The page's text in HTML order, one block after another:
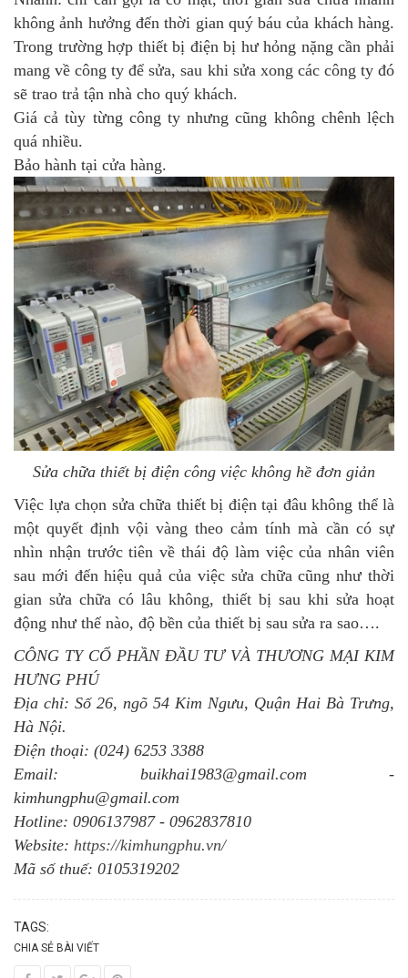
không ảnh hưởng đến thời gian quý báu của khách hàng.
Trong trường hợp thiết bị điện bị hư hỏng nặng cần phải
mang về công ty để sửa, sau khi sửa xong các công ty đó
sẽ trao trả tận nhà cho quý khách.
Giá cả tùy từng công ty nhưng cũng không chênh lệch
quá nhiều.
Bảo hành tại cửa hàng.
Sửa chữa thiết bị điện công việc không hề đơn giản
Việc lựa chọn sửa chữa thiết bị điện tại đâu không thể là
một quyết định vội vàng theo cảm tính mà cần có sự
nhìn nhận trước tiên về thái độ làm việc của nhân viên
sau mới đến hiệu quả của việc sửa chữa cũng như thời
gian sửa chữa có lâu không, thiết bị sau khi sửa hoạt
động như thế nào, độ bền của thiết bị sau sửa ra sao….
CÔNG TY CỔ PHẦN ĐẦU TƯ VÀ THƯƠNG MẠI KIM
HƯNG PHÚ
Địa chỉ: Số 26, ngõ 54 Kim Ngưu, Quận Hai Bà Trưng,
Hà Nội.
Điện thoại: (024) 6253 3388
Email: buikhai1983@gmail.com -
kimhungphu@gmail.com
Hotline: 0906137987 - 0962837810
Website: https://kimhungphu.vn/
Mã số thuế: 0105319202
TAGS:
CHIA SẺ BÀI VIẾT